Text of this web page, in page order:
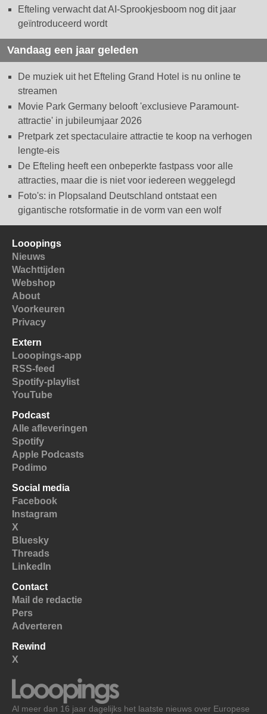
Efteling verwacht dat AI-Sprookjesboom nog dit jaar
geïntroduceerd wordt
Vandaag een jaar geleden
De muziek uit het Efteling Grand Hotel is nu online te
streamen
Movie Park Germany belooft 'exclusieve Paramount-
attractie' in jubileumjaar 2026
Pretpark zet spectaculaire attractie te koop na verhogen
lengte-eis
De Efteling heeft een onbeperkte fastpass voor alle
attracties, maar die is niet voor iedereen weggelegd
Foto's: in Plopsaland Deutschland ontstaat een
gigantische rotsformatie in de vorm van een wolf
Looopings
Nieuws
Wachttijden
Webshop
About
Voorkeuren
Privacy
Extern
Looopings-app
RSS-feed
Spotify-playlist
YouTube
Podcast
Alle afleveringen
Spotify
Apple Podcasts
Podimo
Social media
Facebook
Instagram
X
Bluesky
Threads
LinkedIn
Contact
Mail de redactie
Pers
Adverteren
Rewind
X
Al meer dan 16 jaar dagelijks het laatste nieuws over Europese